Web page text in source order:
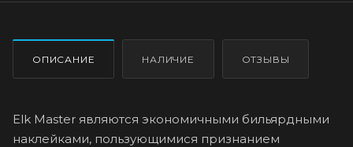
ОПИСАНИЕ НАЛИЧИЕ ОТЗЫВЫ
Elk Master являются экономичными бильярдными
наклейками, пользующимися признанием